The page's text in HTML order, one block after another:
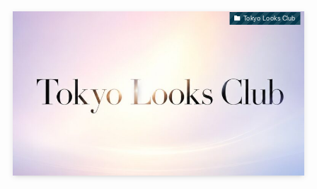
Tokyo Looks Club